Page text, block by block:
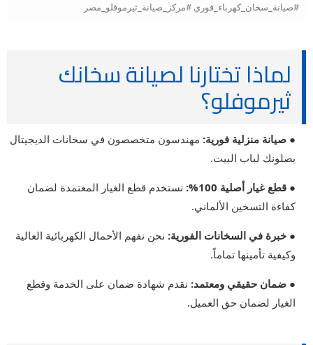
#صيانة_سخان_كهرباء_فوري #مركز_صيانة_ثيرموفلو_مصر
لماذا تختارنا لصيانة سخانك
ثيرموفلو؟
● صيانة منزلية فورية: مهندسون متخصصون في سخانات الديجيتال
يصلونك لباب البيت.
● قطع غيار أصلية 100%:
نستخدم قطع الغيار المعتمدة لضمان
كفاءة التسخين الألماني.
● خبرة في السخانات الفورية: نحن نفهم الأحمال الكهربائية العالية
وكيفية تأمينها تماماً.
● ضمان حقيقي ومعتمد: نقدم شهادة ضمان على الخدمة وقطع
الغيار لضمان حق العميل.